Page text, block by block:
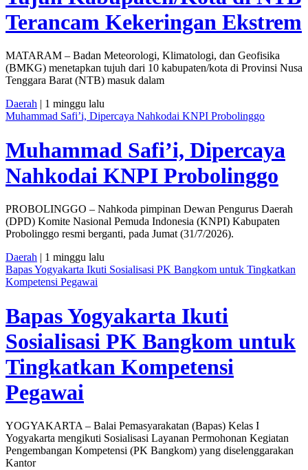
Terancam Kekeringan Ekstrem
MATARAM – Badan Meteorologi, Klimatologi, dan Geofisika
(BMKG) menetapkan tujuh dari 10 kabupaten/kota di Provinsi Nusa
Tenggara Barat (NTB) masuk dalam
Daerah | 1 minggu lalu
Muhammad Safi’i, Dipercaya Nahkodai KNPI Probolinggo
Muhammad Safi’i, Dipercaya
Nahkodai KNPI Probolinggo
PROBOLINGGO – Nahkoda pimpinan Dewan Pengurus Daerah
(DPD) Komite Nasional Pemuda Indonesia (KNPI) Kabupaten
Probolinggo resmi berganti, pada Jumat (31/7/2026).
Daerah | 1 minggu lalu
Bapas Yogyakarta Ikuti Sosialisasi PK Bangkom untuk Tingkatkan
Kompetensi Pegawai
Bapas Yogyakarta Ikuti
Sosialisasi PK Bangkom untuk
Tingkatkan Kompetensi
Pegawai
YOGYAKARTA – Balai Pemasyarakatan (Bapas) Kelas I
Yogyakarta mengikuti Sosialisasi Layanan Permohonan Kegiatan
Pengembangan Kompetensi (PK Bangkom) yang diselenggarakan
Kantor